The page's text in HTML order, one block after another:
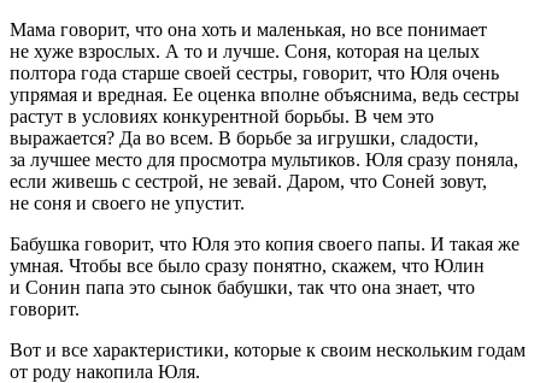
Мама говорит, что она хоть и маленькая, но все понимает
не хуже взрослых. А то и лучше. Соня, которая на целых
полтора года старше своей сестры, говорит, что Юля очень
упрямая и вредная. Ее оценка вполне объяснима, ведь сестры
растут в условиях конкурентной борьбы. В чем это
выражается? Да во всем. В борьбе за игрушки, сладости,
за лучшее место для просмотра мультиков. Юля сразу поняла,
если живешь с сестрой, не зевай. Даром, что Соней зовут,
не соня и своего не упустит.
Бабушка говорит, что Юля это копия своего папы. И такая же
умная. Чтобы все было сразу понятно, скажем, что Юлин
и Сонин папа это сынок бабушки, так что она знает, что
говорит.
Вот и все характеристики, которые к своим нескольким годам
от роду накопила Юля.